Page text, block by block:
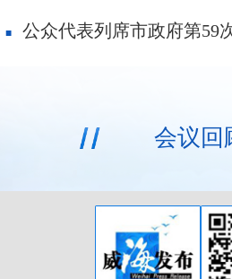
公众代表列席市政府第59次常务会议（知识产权强市议题）
会议回